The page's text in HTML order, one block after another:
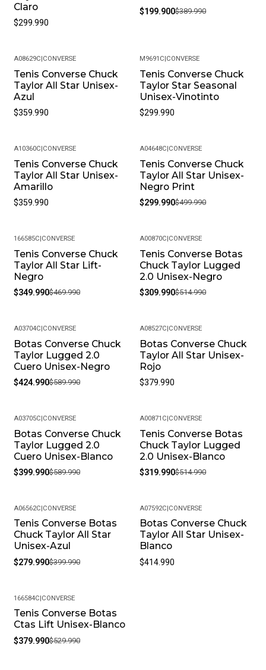
Claro
$299.990
$199.900$389.990
A08629C CONVERSE
Tenis Converse Chuck
Taylor All Star Unisex-
Azul
$359.990
M9691C CONVERSE
Tenis Converse Chuck
Taylor Star Seasonal
Unisex-Vinotinto
$299.990
A10360C CONVERSE
Tenis Converse Chuck
Taylor All Star Unisex-
Amarillo
$359.990
-40%
A04648C CONVERSE
Tenis Converse Chuck
Taylor All Star Unisex-
Negro Print
$299.990$499.990
-26%
166585C CONVERSE
Tenis Converse Chuck
Taylor All Star Lift-
Negro
$349.990$469.990
-40%
A00870C CONVERSE
Tenis Converse Botas
Chuck Taylor Lugged
2.0 Unisex-Negro
$309.990$514.990
-28%
A03704C|CONVERSE
Botas Converse Chuck
Taylor Lugged 2.0
Cuero Unisex-Negro
$424.990$589.990
A08527C|CONVERSE
Botas Converse Chuck
Taylor All Star Unisex-
Rojo
$379.990
-32%
A03705C|CONVERSE
Botas Converse Chuck
Taylor Lugged 2.0
Cuero Unisex-Blanco
$399.990$589.990
-38%
A00871C|CONVERSE
Tenis Converse Botas
Chuck Taylor Lugged
2.0 Unisex-Blanco
$319.990$514.990
-30%
A06562C|CONVERSE
Tenis Converse Botas
Chuck Taylor All Star
Unisex-Azul
$279.990$399.990
A07592C|CONVERSE
Botas Converse Chuck
Taylor All Star Unisex-
Blanco
$414.990
-28%
166584C|CONVERSE
Tenis Converse Botas
Ctas Lift Unisex-Blanco
$379.990$529.990